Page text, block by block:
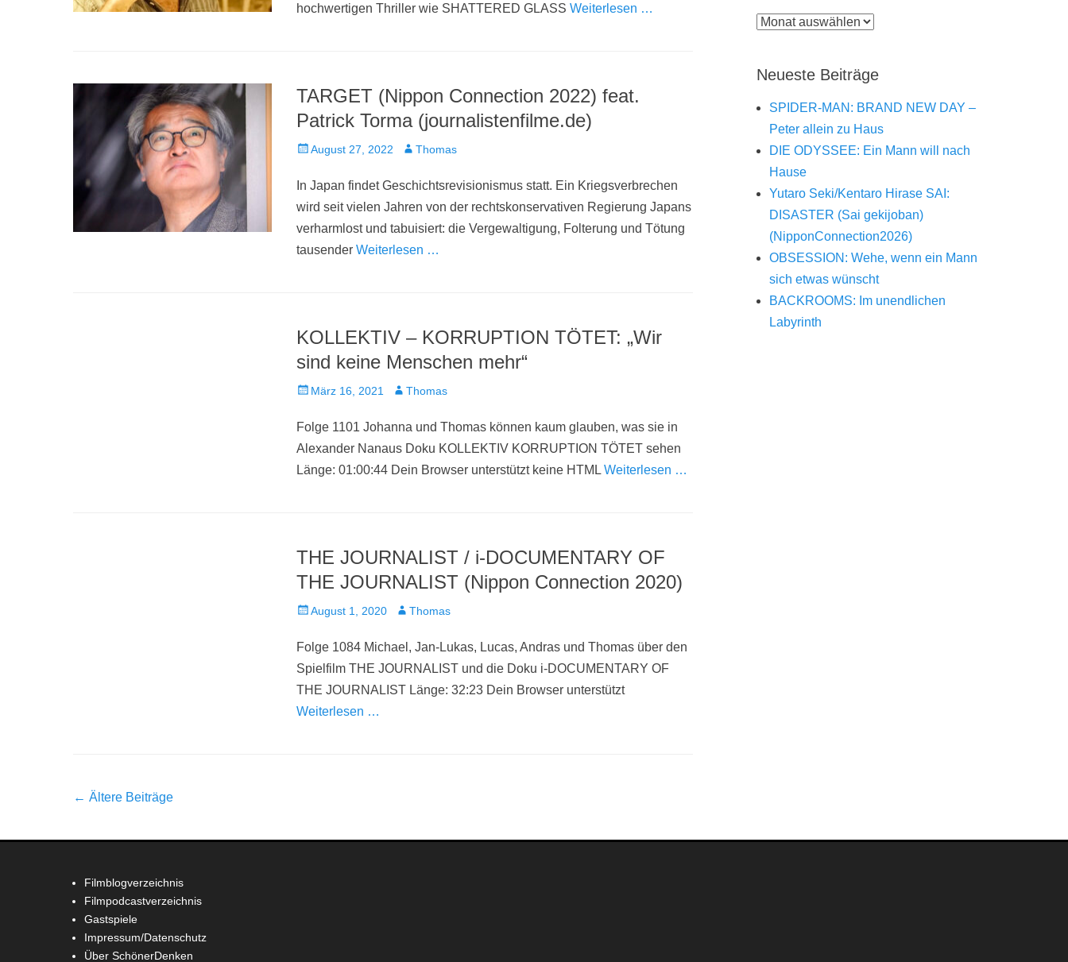
hochwertigen Thriller wie SHATTERED GLASS Weiterlesen …
TARGET (Nippon Connection 2022) feat.
Patrick Torma (journalistenfilme.de)
Veröffentlicht
August 27, 2022 AutorThomas
In Japan findet Geschichtsrevisionismus statt. Ein Kriegsverbrechen
wird seit vielen Jahren von der rechtskonservativen Regierung Japans
verharmlost und tabuisiert: die Vergewaltigung, Folterung und Tötung
tausender Weiterlesen …
KOLLEKTIV – KORRUPTION TÖTET: „Wir
sind keine Menschen mehr“
Veröffentlicht
März 16, 2021 AutorThomas
Folge 1101 Johanna und Thomas können kaum glauben, was sie in
Alexander Nanaus Doku KOLLEKTIV KORRUPTION TÖTET sehen
Länge: 01:00:44 Dein Browser unterstützt keine HTML Weiterlesen …
THE JOURNALIST / i-DOCUMENTARY OF
THE JOURNALIST (Nippon Connection 2020)
Veröffentlicht
August 1, 2020 AutorThomas
Folge 1084 Michael, Jan-Lukas, Lucas, Andras und Thomas über den
Spielfilm THE JOURNALIST und die Doku i-DOCUMENTARY OF
THE JOURNALIST Länge: 32:23 Dein Browser unterstützt
Weiterlesen …
Beitrag-
← Ältere Beiträge
Archiv
Neueste Beiträge
SPIDER-MAN: BRAND NEW DAY –
Peter allein zu Haus
DIE ODYSSEE: Ein Mann will nach
Hause
Yutaro Seki/Kentaro Hirase SAI:
DISASTER (Sai gekijoban)
(NipponConnection2026)
OBSESSION: Wehe, wenn ein Mann
sich etwas wünscht
BACKROOMS: Im unendlichen
Labyrinth
Filmblogverzeichnis
Filmpodcastverzeichnis
Gastspiele
Impressum/Datenschutz
Über SchönerDenken